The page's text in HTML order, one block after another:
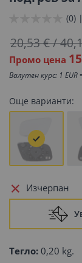
галерия
(0) |
Промо цена
20,53 €/
Валутен курс: 1 EUR
Още варианти:
Изчерпан
Тегло: 0,20 kg.